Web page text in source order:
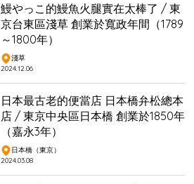
鰻やっこ的鰻魚火腿實在太棒了 / 東
京台東區淺草 創業於寬政年間（1789
～1800年）
淺草
2024.12.06
日本最古老的便當店 日本橋弁松總本
店 / 東京中央區日本橋 創業於1850年
（嘉永3年）
日本橋（東京）
2024.03.08